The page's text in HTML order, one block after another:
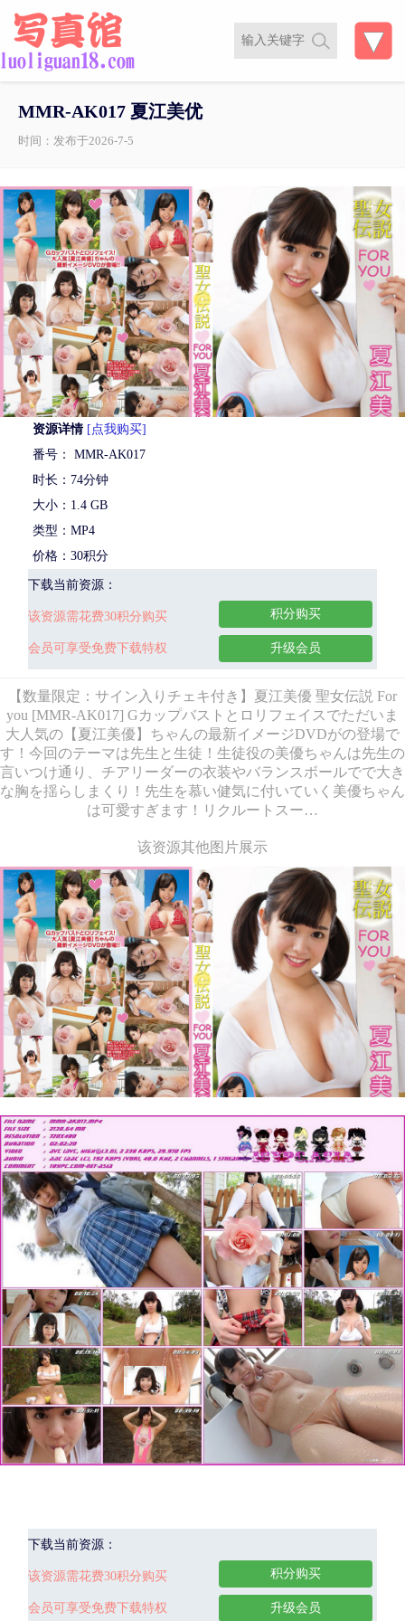
MMR-AK017 夏江美优
时间：发布于2026-7-5
资源详情 [点我购买]
番号： MMR-AK017
时长：74分钟
大小：1.4 GB
类型：MP4
价格：30积分
下载当前资源：
该资源需花费30积分购买
会员可享受免费下载特权
积分购买
升级会员
【数量限定：サイン入りチェキ付き】夏江美優 聖女伝説 For
you [MMR-AK017] Gカップバストとロリフェイスでただいま
大人気の【夏江美優】ちゃんの最新イメージDVDがの登場で
す！今回のテーマは先生と生徒！生徒役の美優ちゃんは先生の
言いつけ通り、チアリーダーの衣装やバランスボールでで大き
な胸を揺らしまくり！先生を慕い健気に付いていく美優ちゃん
は可愛すぎます！リクルートスー…
该资源其他图片展示
下载当前资源：
该资源需花费30积分购买
会员可享受免费下载特权
积分购买
升级会员